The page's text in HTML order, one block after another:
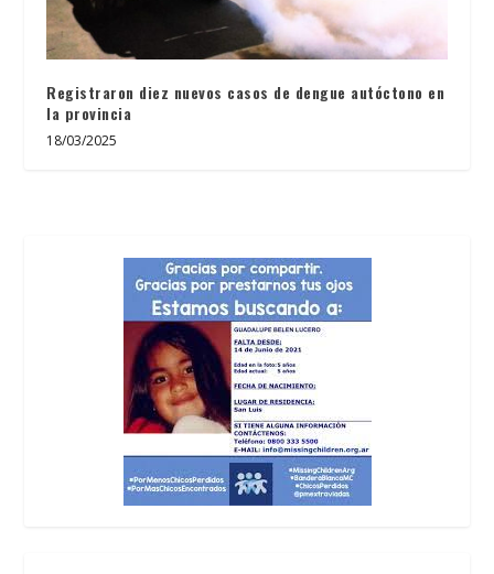
Registraron diez nuevos casos de dengue autóctono en
la provincia
18/03/2025